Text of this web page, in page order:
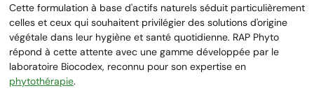
Cette formulation à base d'actifs naturels séduit particulièrement
celles et ceux qui souhaitent privilégier des solutions d'origine
végétale dans leur hygiène et santé quotidienne. RAP Phyto
répond à cette attente avec une gamme développée par le
laboratoire Biocodex, reconnu pour son expertise en
phytothérapie.